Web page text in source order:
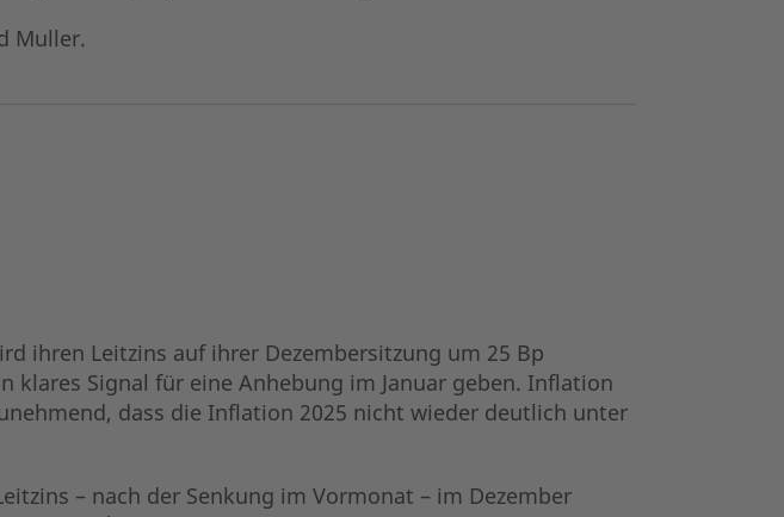
Muller.
ihren Leitzins auf ihrer Dezembersitzung um 25 Bp
klares Signal für eine Anhebung im Januar geben. Inflation
dass die Inflation 2025 nicht wieder deutlich unter
– nach der Senkung im Vormonat – im Dezember